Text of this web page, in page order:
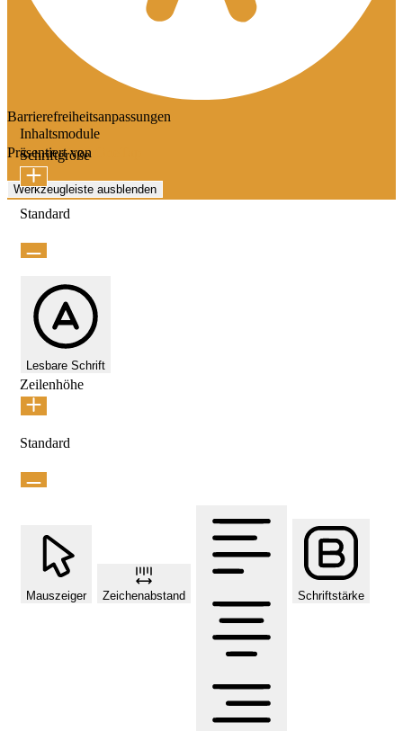
Barrierefreiheitsanpassungen
Präsentiert von
Werkzeugleiste ausblenden
Inhaltsmodule
Schriftgröße
Standard
Lesbare Schrift
Zeilenhöhe
Standard
Mauszeiger Zeichenabstand Schriftstärke